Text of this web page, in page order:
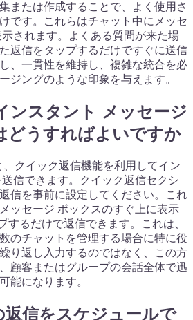
または作成することで、よく使用さ
です。これらはチャット中にメッセ
されます。よくある質問が来た場
返信をタップするだけですぐに送信
、一貫性を維持し、複雑な統合を必
ジングのような印象を与えます。
ンスタント メッセージ
どうすればよいですか
クイック返信機能を利用してイン
信できます。クイック返信セクシ
信を事前に設定してください。これ
ッセージ ボックスのすぐ上に表示
するだけで返信できます。これは、
のチャットを管理する場合に特に役
り返し入力するのではなく、この方
顧客またはグループの会話全体で迅
能になります。
信をスケジュールで